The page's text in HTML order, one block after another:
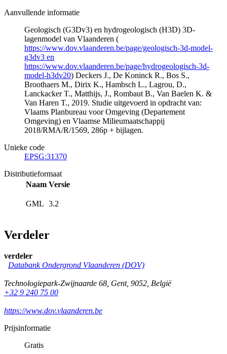
Aanvullende informatie
Geologisch (G3Dv3) en hydrogeologisch (H3D) 3D-
lagenmodel van Vlaanderen (
https://www.dov.vlaanderen.be/page/geologisch-3d-model-
g3dv3 en
https://www.dov.vlaanderen.be/page/hydrogeologisch-3d-
model-h3dv20) Deckers J., De Koninck R., Bos S.,
Broothaers M., Dirix K., Hambsch L., Lagrou, D.,
Lanckacker T., Matthijs, J., Rombaut B., Van Baelen K. &
Van Haren T., 2019. Studie uitgevoerd in opdracht van:
Vlaams Planbureau voor Omgeving (Departement
Omgeving) en Vlaamse Milieumaatschappij
2018/RMA/R/1569, 286p + bijlagen.
Unieke code
EPSG:31370
Distributieformaat
Naam Versie
GML 3.2
Verdeler
verdeler
Databank Ondergrond Vlaanderen (DOV)
Technologiepark-Zwijnaarde 68, Gent, 9052, België
+32 9 240 75 00
https://www.dov.vlaanderen.be
Prijsinformatie
Gratis